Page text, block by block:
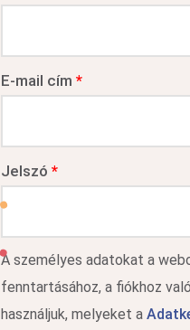
E-mail cím *
Jelszó *
A személyes adatokat a
fenntartásához, a fiókhoz
használjuk, melyeket a